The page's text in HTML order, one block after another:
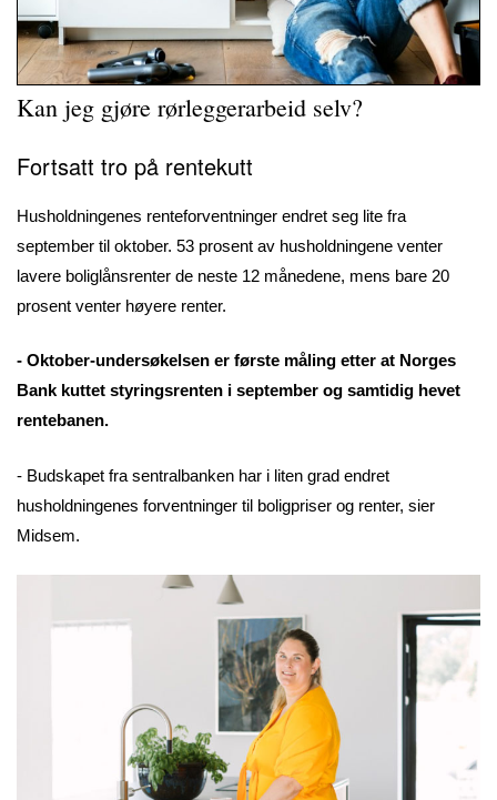
Kan jeg gjøre rørleggerarbeid selv?
Fortsatt tro på rentekutt
Husholdningenes renteforventninger endret seg lite fra
september til oktober. 53 prosent av husholdningene venter
lavere boliglånsrenter de neste 12 månedene, mens bare 20
prosent venter høyere renter.
- Oktober-undersøkelsen er første måling etter at Norges
Bank kuttet styringsrenten i september og samtidig hevet
rentebanen.
- Budskapet fra sentralbanken har i liten grad endret
husholdningenes forventninger til boligpriser og renter, sier
Midsem.